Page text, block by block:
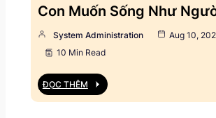
Con Muốn Sống Như
System Administration
Aug 10,
10 Min Read
ĐỌC THÊM